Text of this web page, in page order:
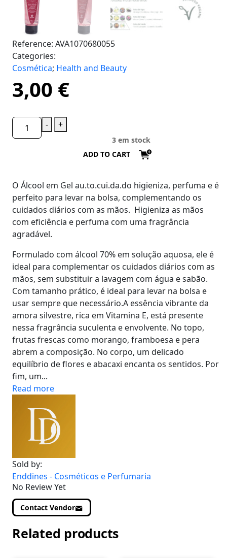
Reference: AVA1070680055
Categories:
Cosmética; Health and Beauty
3,00 €
- +
3 em stock
ADD TO CART
O Álcool em Gel au.to.cui.da.do higieniza, perfuma e é
perfeito para levar na bolsa, complementando os
cuidados diários com as mãos. Higieniza as mãos
com eficiência e perfuma com uma fragrância
agradável.
Formulado com álcool 70% em solução aquosa, ele é
ideal para complementar os cuidados diários com as
mãos, sem substituir a lavagem com água e sabão.
Com tamanho prático, é ideal para levar na bolsa e
usar sempre que necessário.A essência vibrante da
amora silvestre, rica em Vitamina E, está presente
nessa fragrância suculenta e envolvente. No topo,
frutas frescas como morango, framboesa e pera
abrem a composição. No corpo, um delicado
equilíbrio de flores e abacaxi encanta os sentidos. Por
fim, um...
Read more
Sold by:
Enddines - Cosméticos e Perfumaria
No Review Yet
Contact Vendor
Related products